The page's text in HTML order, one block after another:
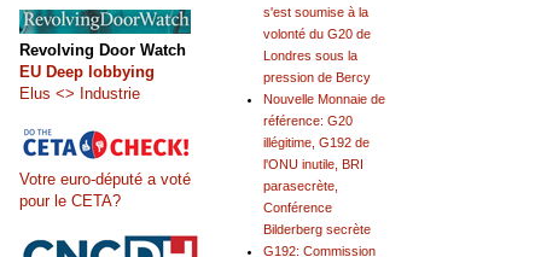
s'est soumise à la
volonté du G20 de
Londres sous la
pression de Bercy
Nouvelle Monnaie de
référence: G20
illégitime, G192 de
l'ONU inutile, BRI
parasecrète,
Conférence
Bilderberg secrète
G192: Commission
Revolving Door Watch
EU Deep lobbying
Elus <> Industrie
Votre euro-député a voté
pour le CETA?